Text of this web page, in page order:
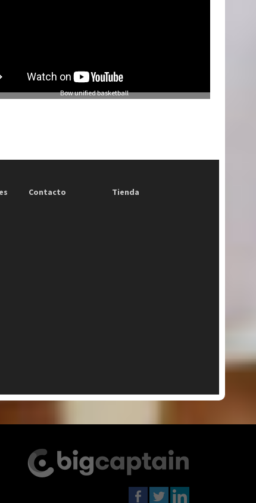
Bow unified basketball
Contacto Tienda